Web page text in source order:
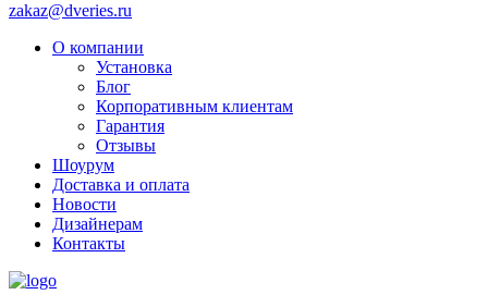
zakaz@dveries.ru
О компании
Установка
Блог
Корпоративным клиентам
Гарантия
Отзывы
Шоурум
Доставка и оплата
Новости
Дизайнерам
Контакты